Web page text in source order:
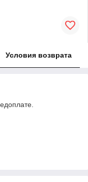
Условия возврата